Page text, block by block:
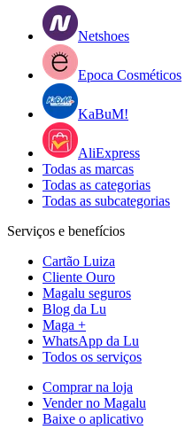
Netshoes
Epoca Cosméticos
KaBuM!
AliExpress
Todas as marcas
Todas as categorias
Todas as subcategorias
Serviços e benefícios
Cartão Luiza
Cliente Ouro
Magalu seguros
Blog da Lu
Maga +
WhatsApp da Lu
Todos os serviços
Comprar na loja
Vender no Magalu
Baixe o aplicativo